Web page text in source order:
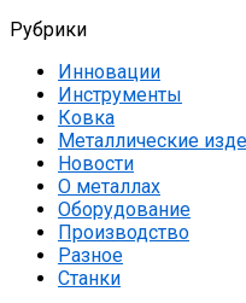
Рубрики
Инновации
Инструменты
Ковка
Металлические
Новости
О металлах
Оборудование
Производство
Разное
Станки